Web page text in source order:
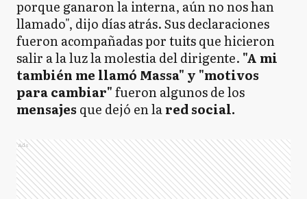
porque ganaron la interna, aún no nos han
llamado", dijo días atrás. Sus declaraciones
fueron acompañadas por tuits que hicieron
salir a la luz la molestia del dirigente. "A mi
también me llamó Massa" y "motivos
para cambiar"fueron algunos de los
mensajes que dejó en lared social.
Ads